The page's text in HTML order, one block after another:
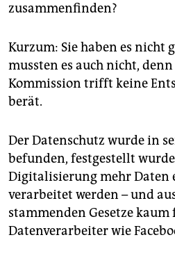
zusammenfinden?
Kurzum: Sie haben es nicht
mussten es auch nicht,
Kommission trifft keine
berät.
Der Datenschutz wurde in
befunden, festgestellt
Digitalisierung mehr Daten
verarbeitet werden – und
stammenden Gesetze
Datenverarbeiter wie